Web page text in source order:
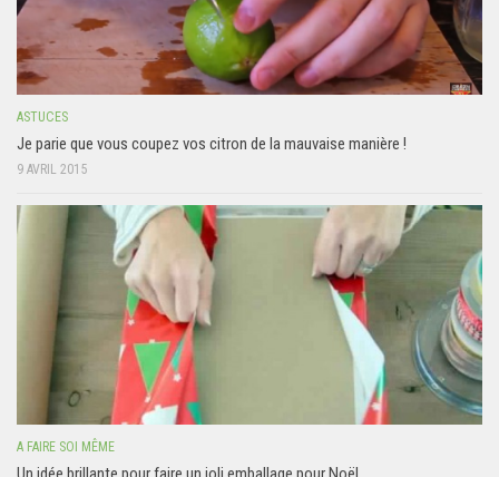
ASTUCES
Je parie que vous coupez vos citron de la mauvaise manière !
9 AVRIL 2015
A FAIRE SOI MÊME